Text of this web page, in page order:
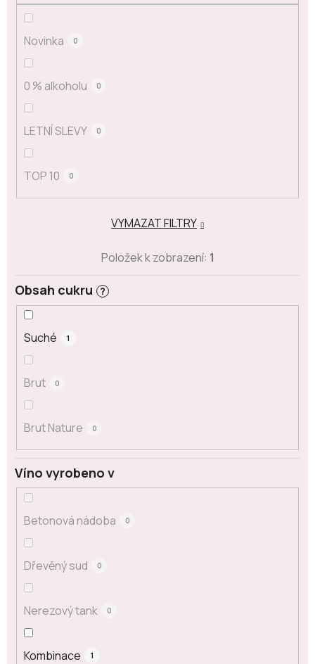
Novinka 0
0 % alkoholu 0
LETNÍ SLEVY 0
TOP 10 0
Obsah cukru ?
Suché 1
Brut 0
Brut Nature 0
Víno vyrobeno v
Betonová nádoba 0
Dřevěný sud 0
Nerezový tank 0
Kombinace 1
VYMAZAT FILTRY
Položek k zobrazení: 1